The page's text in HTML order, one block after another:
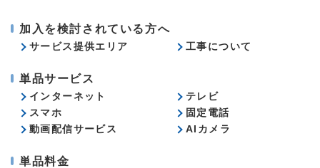
加入を検討されている方へ
サービス提供エリア 工事について
単品サービス
インターネット
テレビ
スマホ
固定電話
動画配信サービス
AIカメラ
単品料金